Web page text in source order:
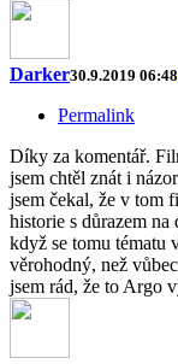
Darker30.9.2019 06:48
Permalink
Díky za komentář.
jsem chtěl znát i
jsem čekal, že v tom
historie s důrazem na
když se tomu tématu
věrohodný, než
jsem rád, že to Argo